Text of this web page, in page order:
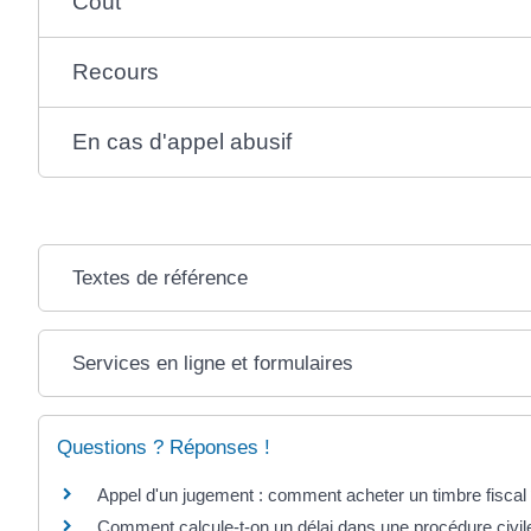
Recours
En cas d'appel abusif
Textes de référence
Services en ligne et formulaires
Questions ? Réponses !
Appel d'un jugement : comment acheter un timbre fiscal
Comment calcule-t-on un délai dans une procédure